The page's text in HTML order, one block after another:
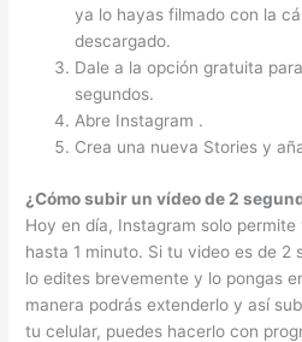
ya lo hayas filmado con la
descargado.
Dale a la opción gratuita
segundos.
Abre Instagram .
Crea una nueva Stories y
¿Cómo subir un vídeo de 2
Hoy en día, Instagram solo
hasta 1 minuto. Si tu video es de 2
lo edites brevemente y lo pongas
manera podrás extenderlo y así
tu celular, puedes hacerlo con